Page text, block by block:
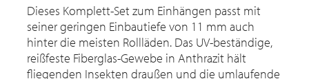
Dieses Komplett-Set zum Einhängen passt mit
seiner geringen Einbautiefe von 11 mm auch
hinter die meisten Rollläden. Das UV-beständige,
reißfeste Fiberglas-Gewebe in Anthrazit hält
fliegenden Insekten draußen und die umlaufende